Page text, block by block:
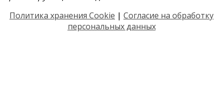
Политика хранения Cookie | Согласие на обработку
персональных данных